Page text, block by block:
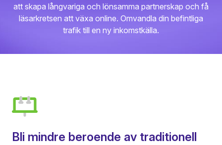
att skapa långvariga och lönsamma partnerskap och få
läsarkretsen att växa online. Omvandla din befintliga
trafik till en ny inkomstkälla.
Bli mindre beroende av traditionell